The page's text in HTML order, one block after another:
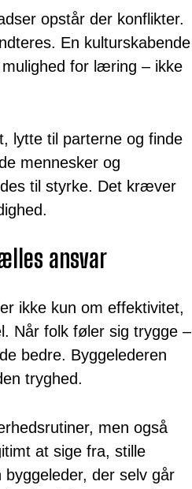
opstår der konflikter.
En kulturskabende
for læring – ikke
lytte til parterne og finde
mennesker og
til styrke. Det kræver
ansvar
ikke kun om effektivitet,
Når folk føler sig trygge –
bedre. Byggelederen
tryghed.
men også
at sige fra, stille
der selv går